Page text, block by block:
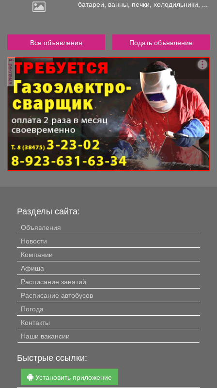
батареи, ванны, печки, холодильники, ...
Все объявления Подать объявление
реклама
Разделы сайта:
Объявления
Новости
Компании
Афиша
Расписание занятий
Расписание автобусов
Погода
Контакты
Наши вакансии
Быстрые ссылки:
Установить приложение